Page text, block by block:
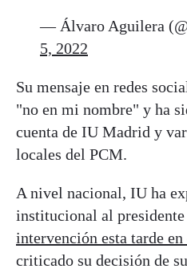
— Álvaro Aguilera
5, 2022
Su mensaje en redes
"no en mi nombre" y ha
cuenta de IU Madrid y
locales del PCM.
A nivel nacional, IU ha
institucional al presidente
intervención esta tarde en
criticado su decisión de